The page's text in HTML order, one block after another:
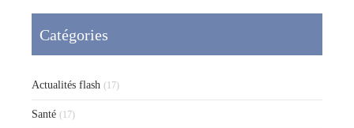
Catégories
Actualités flash (17)
Santé (17)